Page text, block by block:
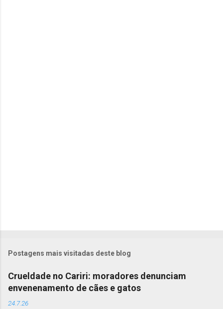
Postagens mais visitadas deste blog
Crueldade no Cariri: moradores denunciam
envenenamento de cães e gatos
24.7.26